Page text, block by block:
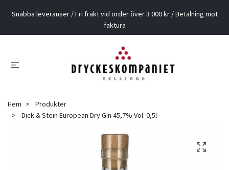
Snabba leveranser / Fri frakt vid order över 3 000 kr / Betalning mot
faktura
Hem
Produkter
Dick & Stein European Dry Gin 45,7% Vol. 0,5l